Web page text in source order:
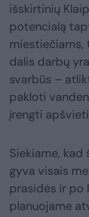
išskirtinių
potencialą
miestiečiams,
dalis darbų
svarbūs –
pakloti
įrengti
Siekiame,
gyva visais
prasidės ir po
planuojame